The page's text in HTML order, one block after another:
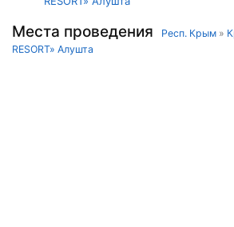
Места проведения Респ. Крым »
RESORT» Алушта